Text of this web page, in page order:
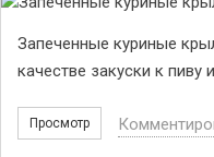
Запеченные куриные
качестве закуски к пиву
Просмотр